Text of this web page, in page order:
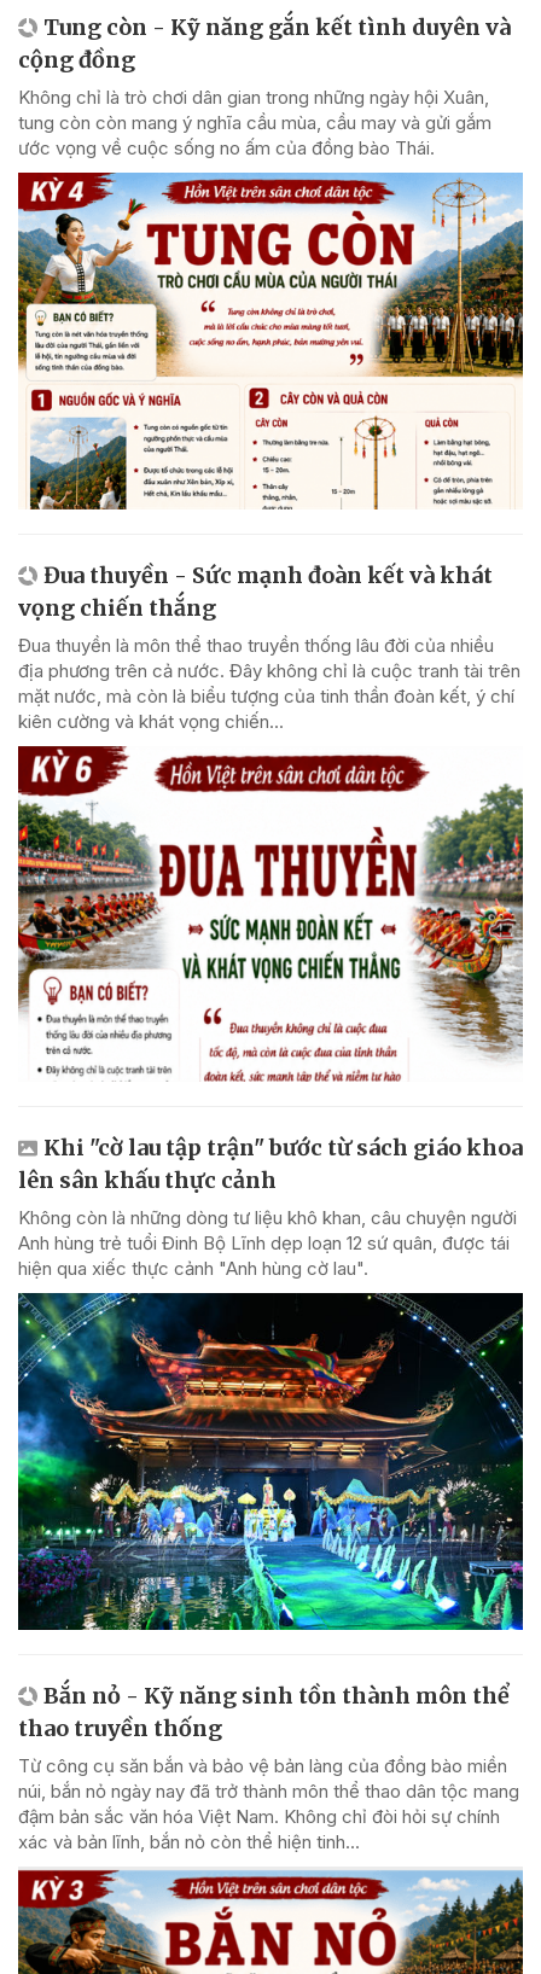
Tung còn - Kỹ năng gắn kết tình duyên và
cộng đồng
Không chỉ là trò chơi dân gian trong những ngày hội Xuân,
tung còn còn mang ý nghĩa cầu mùa, cầu may và gửi gắm
ước vọng về cuộc sống no ấm của đồng bào Thái.
Đua thuyền - Sức mạnh đoàn kết và khát
vọng chiến thắng
Đua thuyền là môn thể thao truyền thống lâu đời của nhiều
địa phương trên cả nước. Đây không chỉ là cuộc tranh tài trên
mặt nước, mà còn là biểu tượng của tinh thần đoàn kết, ý chí
kiên cường và khát vọng chiến...
Khi "cờ lau tập trận" bước từ sách giáo khoa
lên sân khấu thực cảnh
Không còn là những dòng tư liệu khô khan, câu chuyện người
Anh hùng trẻ tuổi Đinh Bộ Lĩnh dẹp loạn 12 sứ quân, được tái
hiện qua xiếc thực cảnh "Anh hùng cờ lau".
Bắn nỏ - Kỹ năng sinh tồn thành môn thể
thao truyền thống
Từ công cụ săn bắn và bảo vệ bản làng của đồng bào miền
núi, bắn nỏ ngày nay đã trở thành môn thể thao dân tộc mang
đậm bản sắc văn hóa Việt Nam. Không chỉ đòi hỏi sự chính
xác và bản lĩnh, bắn nỏ còn thể hiện tinh...